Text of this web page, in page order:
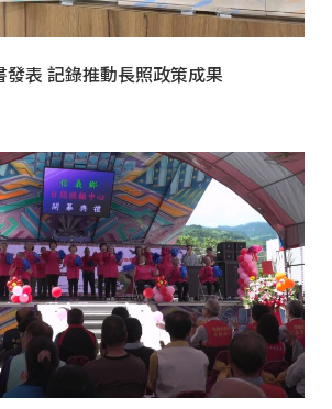
發表 記錄推動長照政策成果